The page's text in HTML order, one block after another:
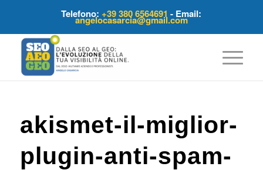
Telefono:+39 380 6564691 - Email:
angelocasarcia@gmail.com
akismet-il-miglior-
plugin-anti-spam-